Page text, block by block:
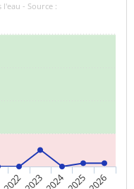
- Source :
20222023202420252026